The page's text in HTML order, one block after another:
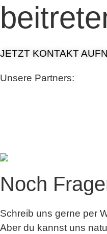
JETZT KONTAKT
Unsere Partners:
Noch
Schreib uns gerne per
Aber du kannst uns